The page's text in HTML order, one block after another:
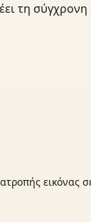
τη σύγχρονη